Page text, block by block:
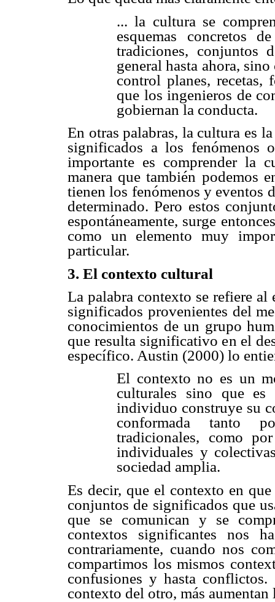
... la cultura se
esquemas concretos
tradiciones, conjuntos
general hasta ahora,
control planes, recetas,
que los ingenieros de
gobiernan la conducta.
En otras palabras, la cultura es
significados a los fenómenos
importante es comprender la
manera que también podemos
tienen los fenómenos y eventos
determinado. Pero estos
espontáneamente, surge
como un elemento muy
particular.
3. El contexto cultural
La palabra contexto se refiere
significados provenientes del
conocimientos de un grupo
que resulta significativo en el
específico. Austin (2000) lo
El contexto no es un
culturales sino que
individuo construye su
conformada tanto
tradicionales, como
individuales y
sociedad amplia.
Es decir, que el contexto en
conjuntos de significados que
que se comunican y se
contextos significantes nos
contrariamente, cuando nos
compartimos los mismos
confusiones y hasta
contexto del otro, más